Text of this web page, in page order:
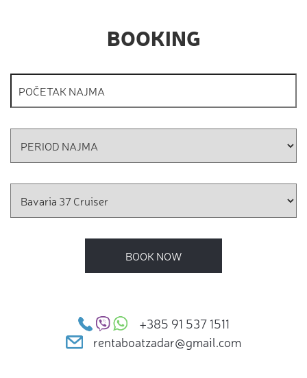
BOOKING
BOOK NOW
+385 91 537 1511
rentaboatzadar@gmail.com